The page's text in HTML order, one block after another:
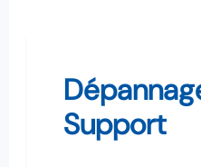
Support